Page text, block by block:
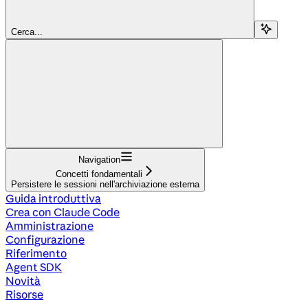
Cerca...
Navigation
Concetti fondamentali
Persistere le sessioni nell'archiviazione esterna
Guida introduttiva
Crea con Claude Code
Amministrazione
Configurazione
Riferimento
Agent SDK
Novità
Risorse